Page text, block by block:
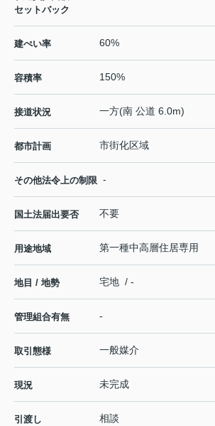
セットバック
建ぺい率 60%
容積率 150%
接道状況 一方(南 公道 6.0m)
都市計画 市街化区域
その他法令上の制限 -
国土法届出要否 不要
用途地域 第一種中高層住居専用
地目 / 地勢 宅地 / -
管理組合有無 -
取引態様 一般媒介
現況 未完成
引渡し 相談